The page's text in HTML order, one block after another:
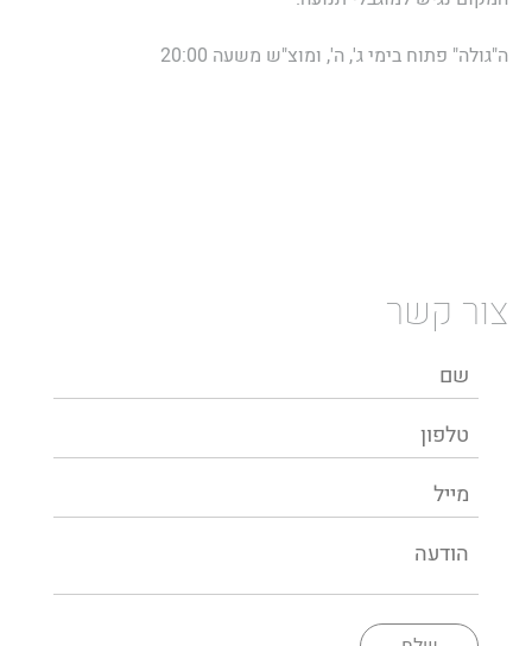
ה"גולה" פתוח בימי ג', ה', ומוצ"ש משעה 20:00
צור קשר